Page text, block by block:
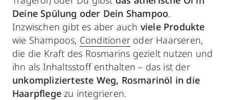
Deine Spülung oder Dein Shampoo.
Inzwischen gibt es aber auch viele Produkte
wie Shampoos, Conditioner oder Haarseren,
die die Kraft des Rosmarins gezielt nutzen und
ihn als Inhaltsstoff enthalten – das ist der
unkomplizierteste Weg, Rosmarinöl in die
Haarpflege zu integrieren.